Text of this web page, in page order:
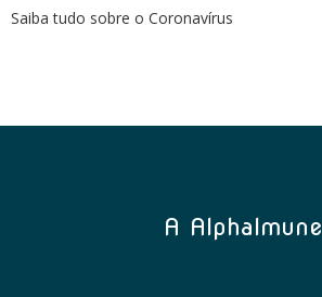
Saiba tudo sobre o Coronavírus
A AlphaImune